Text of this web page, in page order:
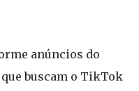
anúncios do
buscam o TikTok